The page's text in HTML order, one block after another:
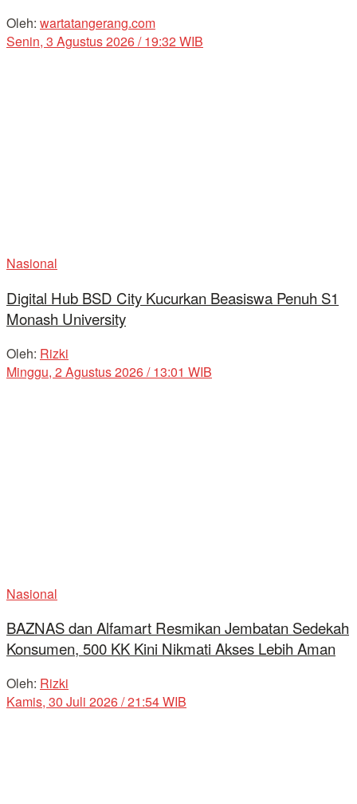
Oleh: wartatangerang.com
Senin, 3 Agustus 2026 / 19:32 WIB
Nasional
Digital Hub BSD City Kucurkan Beasiswa Penuh S1
Monash University
Oleh: Rizki
Minggu, 2 Agustus 2026 / 13:01 WIB
Nasional
BAZNAS dan Alfamart Resmikan Jembatan Sedekah
Konsumen, 500 KK Kini Nikmati Akses Lebih Aman
Oleh: Rizki
Kamis, 30 Juli 2026 / 21:54 WIB